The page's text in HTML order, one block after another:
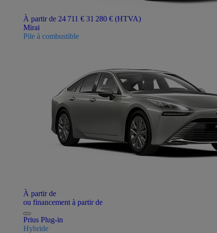
À partir de 24 711 € 31 280 € (HTVA)
Mirai
Pile à combustible
À partir de
ou financement à partir de
Prius Plug-in
Hybride